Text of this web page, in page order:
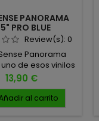
PANORAMA
PRO BLUE
Review(s): 0
Panorama
de esos vinilos
a marcar
Desarrollado
especialista en
black bass Josh
Precio
13,90 €
al carrito